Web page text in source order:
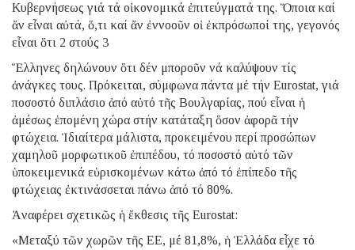
Κυβερνήσεως γιά τά οἰκονομικά ἐπιτεύγματά της. Ὅποια καί
ἄν εἶναι αὐτά, ὅ,τι καί ἄν ἐννοοῦν οἱ ἐκπρόσωποί της, γεγονός
εἶναι ὅτι 2 στούς 3
Ἕλληνες δηλώνουν ὅτι δέν μποροῦν νά καλύψουν τίς
ἀνάγκες τους. Πρόκειται, σύμφωνα πάντα μέ τήν Eurostat, γιά
ποσοστό διπλάσιο ἀπό αὐτό τῆς Βουλγαρίας, πού εἶναι ἡ
ἀμέσως ἑπομένη χώρα στήν κατάταξη ὅσον ἀφορᾶ τήν
φτώχεια. Ἰδιαίτερα μάλιστα, προκειμένου περί προσώπων
χαμηλοῦ μορφωτικοῦ ἐπιπέδου, τό ποσοστό αὐτό τῶν
ὑποκειμενικά εὑρισκομένων κάτω ἀπό τό ἐπίπεδο τῆς
φτώχειας ἐκτινάσσεται πάνω ἀπό τό 80%.
Ἀναφέρει σχετικῶς ἡ ἔκθεσις τῆς Eurostat:
«Μεταξύ τῶν χωρῶν τῆς ΕΕ, μέ 81,8%, ἡ Ἑλλάδα εἶχε τό